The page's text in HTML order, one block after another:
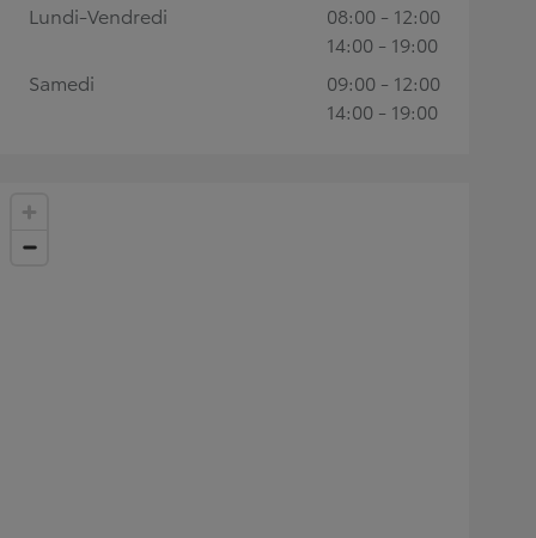
Lundi-Vendredi
08:00 - 12:00
14:00 - 19:00
Samedi
09:00 - 12:00
14:00 - 19:00